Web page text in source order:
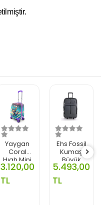
Yaygan
Coral
Hıgh Mini
Valiz
Desenli
16779
3.120,00
TL
Ehs Fossil
Kumaş
Büyük
Valiz
5.493,00
TL